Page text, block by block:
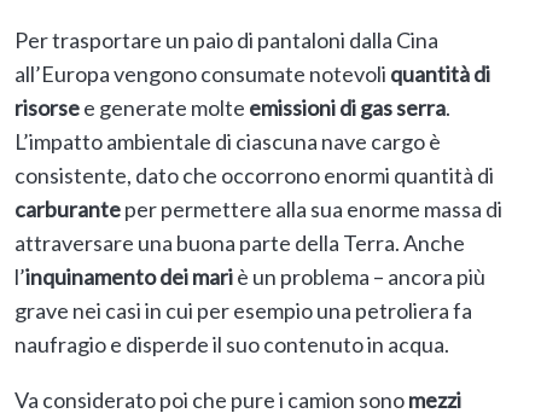
Per trasportare un paio di pantaloni dalla Cina
all’Europa vengono consumate notevoli quantità di
risorsee generate molte emissioni di gas serra.
L’impatto ambientale di ciascuna nave cargo è
consistente, dato che occorrono enormi quantità di
carburanteper permettere alla sua enorme massa di
attraversare una buona parte della Terra. Anche
l’inquinamento dei mariè un problema – ancora più
grave nei casi in cui per esempio una petroliera fa
naufragio e disperde il suo contenuto in acqua.
Va considerato poi che pure i camion sonomezzi